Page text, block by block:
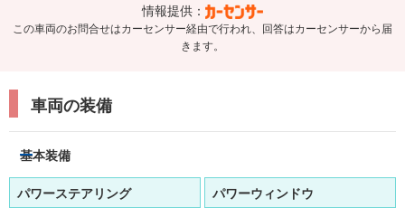
情報提供：
この車両のお問合せはカーセンサー経由で行われ、回答はカーセンサーから届
きます。
車両の装備
基本装備
パワーステアリング
パワーウィンドウ